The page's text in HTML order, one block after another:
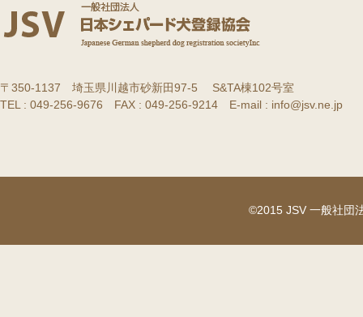
〒350-1137 埼玉県川越市砂新田97-5 S&TA棟102号室
TEL : 049-256-9676 FAX : 049-256-9214 E-mail : info@jsv.ne.jp
©2015 JSV 一般社団